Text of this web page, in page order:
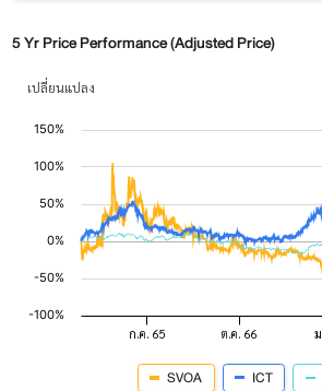
5 Yr Price Performance (Adjusted Price)
เปลี่ยนแปลง
SVOA ICT